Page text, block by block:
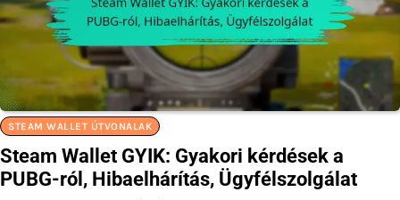
STEAM WALLET ÚTVONALAK
Steam Wallet GYIK: Gyakori kérdések a
PUBG-ról, Hibaelhárítás, Ügyfélszolgálat